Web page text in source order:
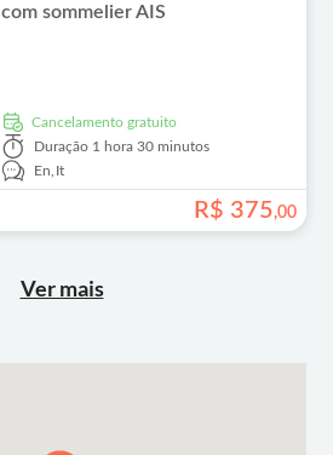
com sommelier AIS
Cancelamento gratuito
Duração 1 hora 30 minutos
En,It
R$ 375,00
Ver mais